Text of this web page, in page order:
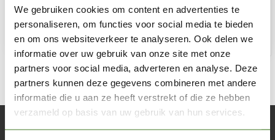
We gebruiken cookies om content en advertenties te
personaliseren, om functies voor social media te bieden
en om ons websiteverkeer te analyseren. Ook delen we
informatie over uw gebruik van onze site met onze
partners voor social media, adverteren en analyse. Deze
partners kunnen deze gegevens combineren met andere
informatie die u aan ze heeft verstrekt of die ze hebben
verzameld op basis van uw gebruik van hun services.
Niet op voorraad
Abonneer je op onze nieuwsbrief